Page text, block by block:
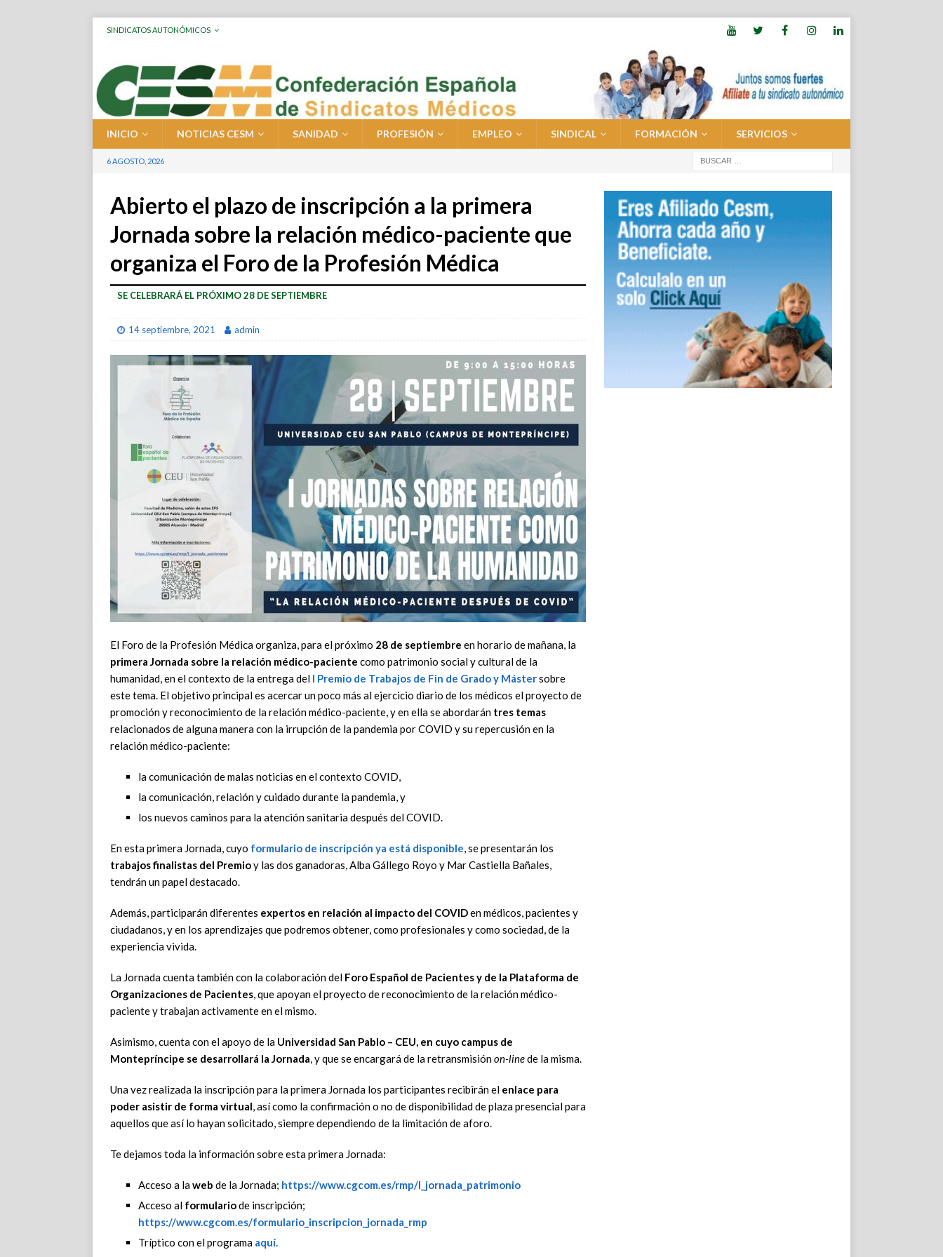
SINDICATOS AUTONÓMICOS
INICIO NOTICIAS CESM SANIDAD PROFESIÓN EMPLEO SINDICAL FORMACIÓN SERVICIOS
6 AGOSTO, 2026
Abierto el plazo de inscripción a la primera
Jornada sobre la relación médico-paciente que
organiza el Foro de la Profesión Médica
SE CELEBRARÁ EL PRÓXIMO 28 DE SEPTIEMBRE
14 septiembre, 2021 admin
El Foro de la Profesión Médica organiza, para el próximo 28 de septiembre en horario de mañana, la
primera Jornada sobre la relación médico-paciente como patrimonio social y cultural de la
humanidad, en el contexto de la entrega del I Premio de Trabajos de Fin de Grado y Mástersobre
este tema. El objetivo principal es acercar un poco más al ejercicio diario de los médicos el proyecto de
promoción y reconocimiento de la relación médico-paciente, y en ella se abordarán tres temas
relacionados de alguna manera con la irrupción de la pandemia por COVID y su repercusión en la
relación médico-paciente:
la comunicación de malas noticias en el contexto COVID,
la comunicación, relación y cuidado durante la pandemia, y
los nuevos caminos para la atención sanitaria después del COVID.
En esta primera Jornada, cuyo formulario de inscripción ya está disponible, se presentarán los
trabajos finalistas del Premioy las dos ganadoras, Alba Gállego Royo y Mar Castiella Bañales,
tendrán un papel destacado.
Además, participarán diferentes expertos en relación al impacto del COVIDen médicos, pacientes y
ciudadanos, y en los aprendizajes que podremos obtener, como profesionales y como sociedad, de la
experiencia vivida.
La Jornada cuenta también con la colaboración del Foro Español de Pacientes y de la Plataforma de
Organizaciones de Pacientes, que apoyan el proyecto de reconocimiento de la relación médico-
paciente y trabajan activamente en el mismo.
Asimismo, cuenta con el apoyo de la Universidad San Pablo – CEU, en cuyo campus de
Montepríncipe se desarrollará la Jornada, y que se encargará de la retransmisiónon-linede la misma.
Una vez realizada la inscripción para la primera Jornada los participantes recibirán el enlace para
poder asistir de forma virtual, así como la confirmación o no de disponibilidad de plaza presencial para
aquellos que así lo hayan solicitado, siempre dependiendo de la limitación de aforo.
Te dejamos toda la información sobre esta primera Jornada:
Acceso a laweb de la Jornada; https://www.cgcom.es/rmp/I_jornada_patrimonio
Acceso al formulariode inscripción;
https://www.cgcom.es/formulario_inscripcion_jornada_rmp
Tríptico con el programa aquí.